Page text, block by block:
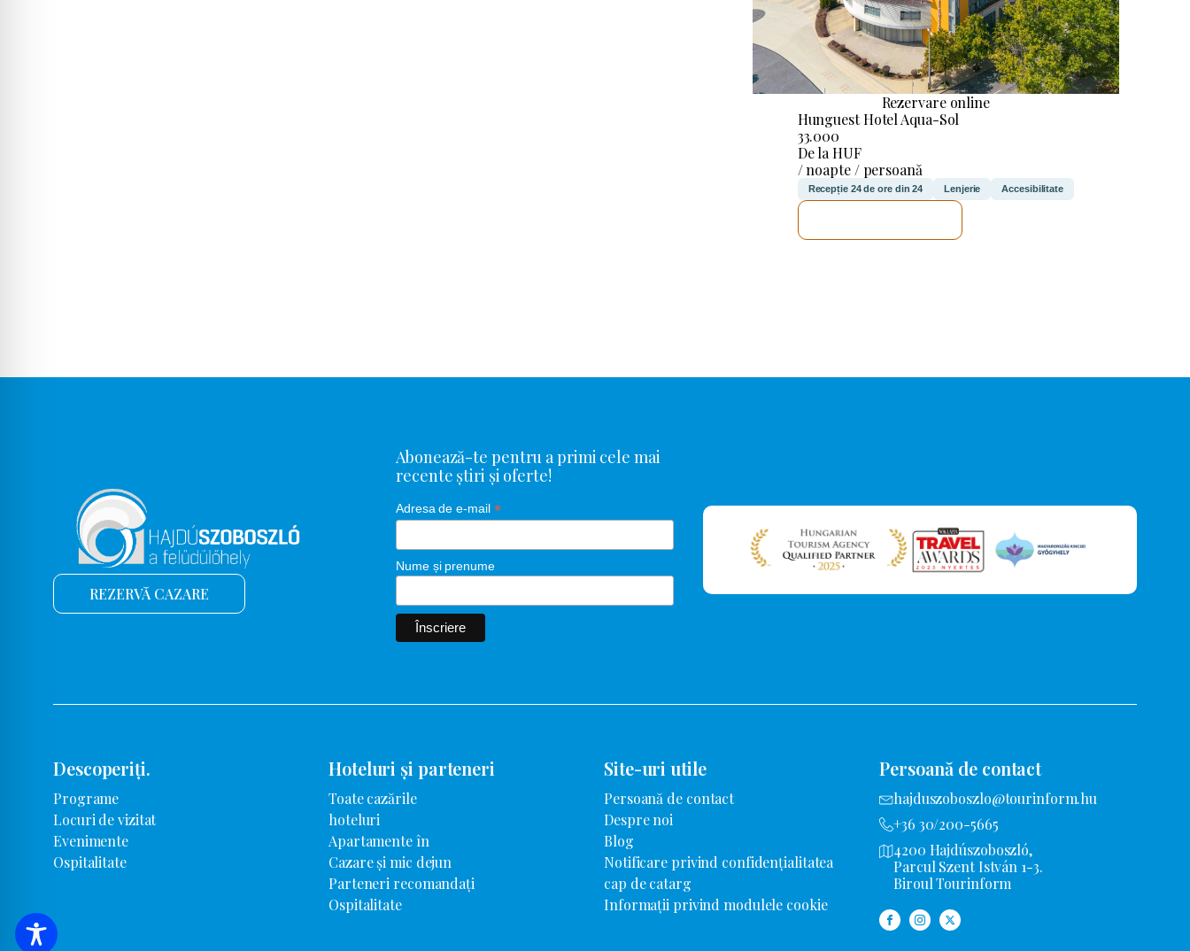
Rezervare online
Hunguest Hotel Aqua-Sol
33.000
De la HUF
/ noapte / persoană
Recepție 24 de ore din 24 Lenjerie Accesibilitate
REZERVĂ CAZARE
Abonează-te pentru a primi cele mai
recente știri și oferte!
Adresa de e-mail *
Nume și prenume
Descoperiți.
Programe
Locuri de vizitat
Evenimente
Ospitalitate
Hoteluri și parteneri
Toate cazările
hoteluri
Apartamente în
Cazare și mic dejun
Parteneri recomandați
Ospitalitate
Site-uri utile
Persoană de contact
Despre noi
Blog
Notificare privind confidențialitatea
cap de catarg
Informații privind modulele cookie
Persoană de contact
hajduszoboszlo@tourinform.hu
+36 30/200-5665
4200 Hajdúszoboszló,
Parcul Szent István 1-3.
Biroul Tourinform